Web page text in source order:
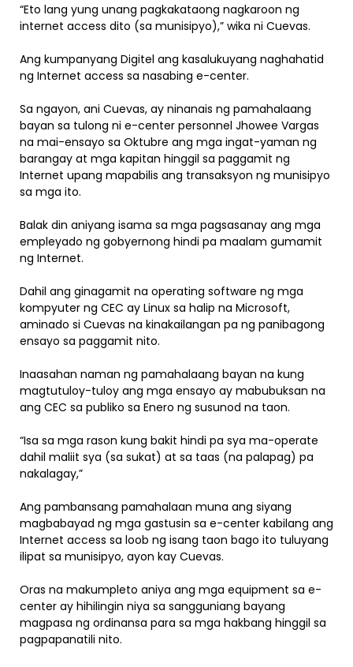
“Eto lang yung unang pagkakataong nagkaroon ng
internet access dito (sa munisipyo),” wika ni Cuevas.
Ang kumpanyang Digitel ang kasalukuyang naghahatid
ng Internet access sa nasabing e-center.
Sa ngayon, ani Cuevas, ay ninanais ng pamahalaang
bayan sa tulong ni e-center personnel Jhowee Vargas
na mai-ensayo sa Oktubre ang mga ingat-yaman ng
barangay at mga kapitan hinggil sa paggamit ng
Internet upang mapabilis ang transaksyon ng munisipyo
sa mga ito.
Balak din aniyang isama sa mga pagsasanay ang mga
empleyado ng gobyernong hindi pa maalam gumamit
ng Internet.
Dahil ang ginagamit na operating software ng mga
kompyuter ng CEC ay Linux sa halip na Microsoft,
aminado si Cuevas na kinakailangan pa ng panibagong
ensayo sa paggamit nito.
Inaasahan naman ng pamahalaang bayan na kung
magtutuloy-tuloy ang mga ensayo ay mabubuksan na
ang CEC sa publiko sa Enero ng susunod na taon.
“Isa sa mga rason kung bakit hindi pa sya ma-operate
dahil maliit sya (sa sukat) at sa taas (na palapag) pa
nakalagay,”
Ang pambansang pamahalaan muna ang siyang
magbabayad ng mga gastusin sa e-center kabilang ang
Internet access sa loob ng isang taon bago ito tuluyang
ilipat sa munisipyo, ayon kay Cuevas.
Oras na makumpleto aniya ang mga equipment sa e-
center ay hihilingin niya sa sangguniang bayang
magpasa ng ordinansa para sa mga hakbang hinggil sa
pagpapanatili nito.